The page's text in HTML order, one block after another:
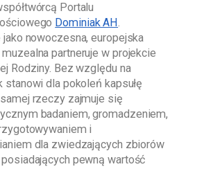
Portalu
Dominiak AH.
nowoczesna, europejska
partneruje w projekcie
Rodziny. Bez względu na
stanowi dla pokoleń kapsułę
rzeczy zajmuje się
badaniem, gromadzeniem,
i
dla zwiedzających zbiorów
pewną wartość